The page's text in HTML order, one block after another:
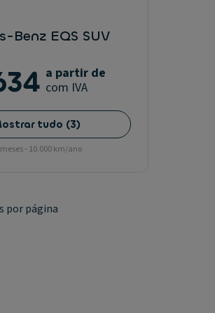
Benz EQS SUV
a partir de
com IVA
tudo (3)
- 10.000 km/ano
por página